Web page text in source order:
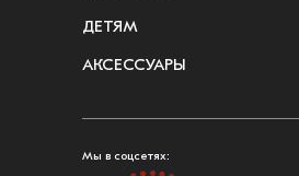
ДЕТЯМ
АКСЕССУАРЫ
Мы в соцсетях: